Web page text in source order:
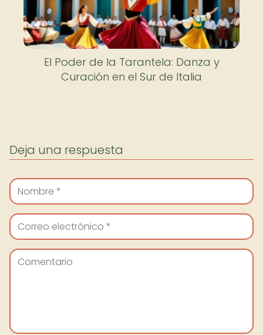
El Poder de la Tarantela: Danza y
Curación en el Sur de Italia
Deja una respuesta